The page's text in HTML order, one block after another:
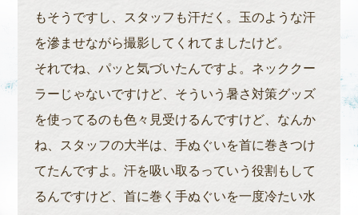
もそうですし、スタッフも汗だく。玉のような汗
を滲ませながら撮影してくれてましたけど。
それでね、パッと気づいたんですよ。ネッククー
ラーじゃないですけど、そういう暑さ対策グッズ
を使ってるのも色々見受けるんですけど、なんか
ね、スタッフの大半は、手ぬぐいを首に巻きつけ
てたんですよ。汗を吸い取るっていう役割もして
るんですけど、首に巻く手ぬぐいを一度冷たい水